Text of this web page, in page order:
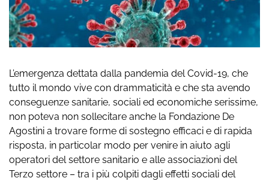
L’emergenza dettata dalla pandemia del Covid-19, che
tutto il mondo vive con drammaticità e che sta avendo
conseguenze sanitarie, sociali ed economiche serissime,
non poteva non sollecitare anche la Fondazione De
Agostini a trovare forme di sostegno efficaci e di rapida
risposta, in particolar modo per venire in aiuto agli
operatori del settore sanitario e alle associazioni del
Terzo settore – tra i più colpiti dagli effetti sociali del